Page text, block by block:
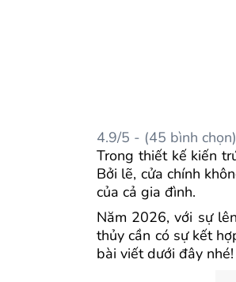
4.9/5 - (45 bình chọn)
Trong thiết kế kiến
Bởi lẽ, cửa chính
của cả gia đình.
Năm 2026, với sự
thủy cần có sự kết
bài viết dưới đây nhé!